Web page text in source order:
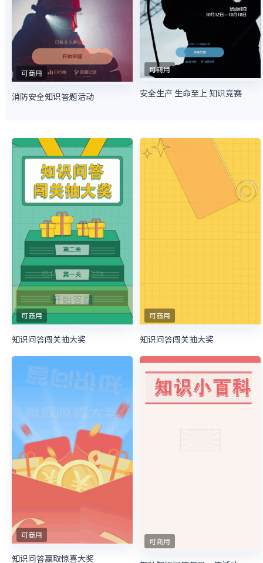
可商用
消防安全知识答题活动
可商用
安全生产 生命至上 知识竞赛
可商用
知识问答闯关抽大奖
可商用
知识问答闯关抽大奖
可商用
知识问答赢取惊喜大奖
可商用